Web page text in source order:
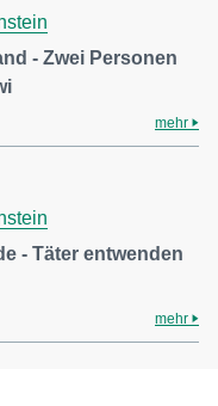
- Zwei Personen
mehr
- Täter entwenden
mehr